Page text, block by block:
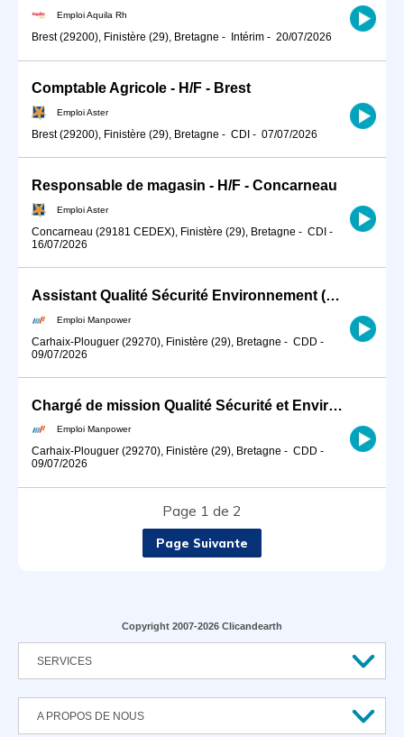
Emploi Aquila Rh
Brest (29200), Finistère (29), Bretagne - Intérim - 20/07/2026
Comptable Agricole - H/F - Brest
Emploi Aster
Brest (29200), Finistère (29), Bretagne - CDI - 07/07/2026
Responsable de magasin - H/F - Concarneau
Emploi Aster
Concarneau (29181 CEDEX), Finistère (29), Bretagne - CDI -
16/07/2026
Assistant Qualité Sécurité Environnement (QSE) (H/F)
Emploi Manpower
Carhaix-Plouguer (29270), Finistère (29), Bretagne - CDD -
09/07/2026
Chargé de mission Qualité Sécurité et Environnement (H/F)
Emploi Manpower
Carhaix-Plouguer (29270), Finistère (29), Bretagne - CDD -
09/07/2026
Page 1 de 2
Page Suivante
Copyright 2007-2026 Clicandearth
SERVICES
A PROPOS DE NOUS